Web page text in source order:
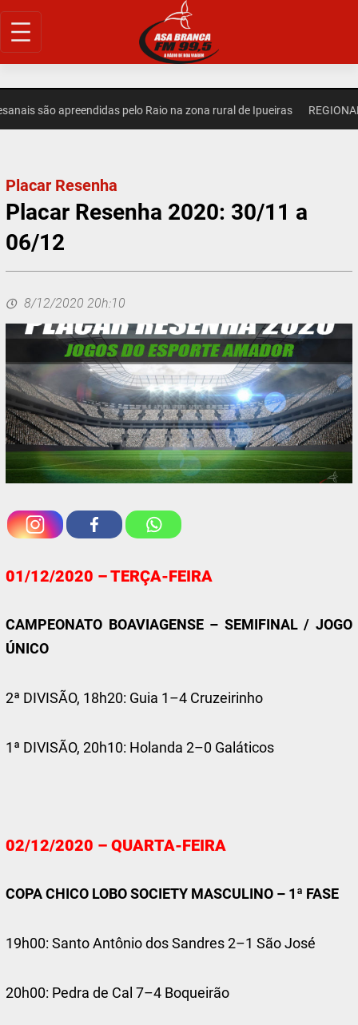
Pular
para
são apreendidas pelo Raio na zona rural de Ipueiras
Placar Resenha
Placar Resenha 2020: 30/11 a
06/12
8/12/2020 20h:10
01/12/2020 – TERÇA-FEIRA
CAMPEONATO BOAVIAGENSE – SEMIFINAL / JOGO
ÚNICO
2ª DIVISÃO, 18h20: Guia 1–4 Cruzeirinho
1ª DIVISÃO, 20h10: Holanda 2–0 Galáticos
02/12/2020 – QUARTA-FEIRA
COPA CHICO LOBO SOCIETY MASCULINO – 1ª FASE
19h00: Santo Antônio dos Sandres 2–1 São José
20h00: Pedra de Cal 7–4 Boqueirão